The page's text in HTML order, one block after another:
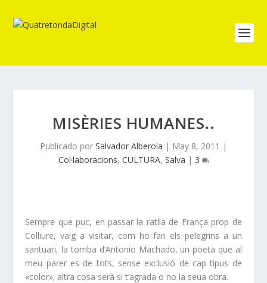
MISÈRIES HUMANES..
Publicado por Salvador Alberola | May 8, 2011 |
Col·laboracions, CULTURA, Salva | 3
Sempre que puc, en passar la ratlla de França prop de
Colliure, vaig a visitar, com ho fan els pelegrins a un
santuari, la tomba d’Antonio Machado, un poeta que al
meu parer es de tots, sense exclusió de cap tipus de
«color»; altra cosa serà si t’agrada o no la seua obra.